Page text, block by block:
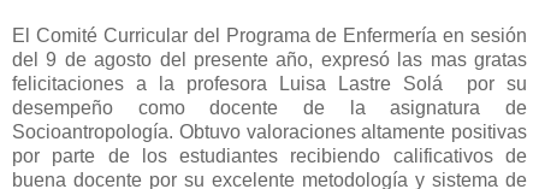
El Comité Curricular del Programa de Enfermería en sesión
del 9 de agosto del presente año, expresó las mas gratas
felicitaciones a la profesora Luisa Lastre Solá por su
desempeño como docente de la asignatura de
Socioantropología. Obtuvo valoraciones altamente positivas
por parte de los estudiantes recibiendo calificativos de
buena docente por su excelente metodología y sistema de